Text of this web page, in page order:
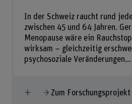
In der Schweiz raucht rund
zwischen 45 und 64 Jahren.
Menopause wäre ein
wirksam – gleichzeitig
psychosoziale Veränderungen...
Mehr anzeigen
Zum Forschungsprojekt